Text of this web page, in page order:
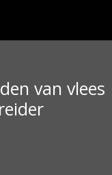
van vlees